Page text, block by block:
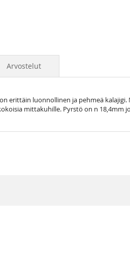
erittäin luonnollinen ja pehmeä
mittakuhille. Pyrstö on n 18,4mm
Arvostelut